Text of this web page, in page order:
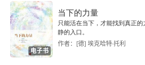
电子书
当下的力量
只能活在当下，才能找到真正
静的入口。
作者：[德] 埃克哈特·托利